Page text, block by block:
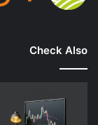
Check Also